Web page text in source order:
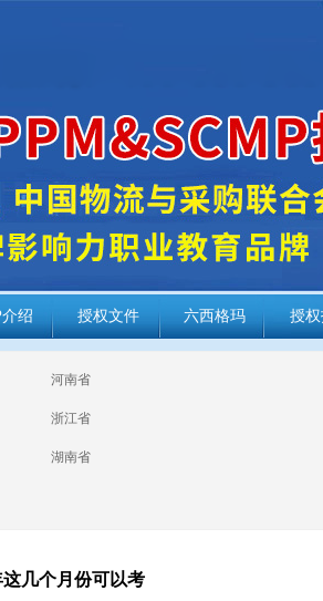
绍 授权文件 六西格玛 授
河南省
浙江省
湖南省
几个月份可以考